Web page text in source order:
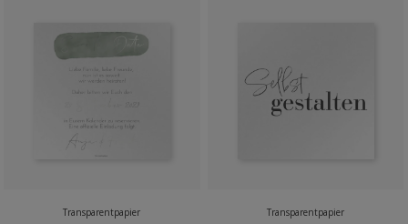
Transparentpapier Transparentpapier